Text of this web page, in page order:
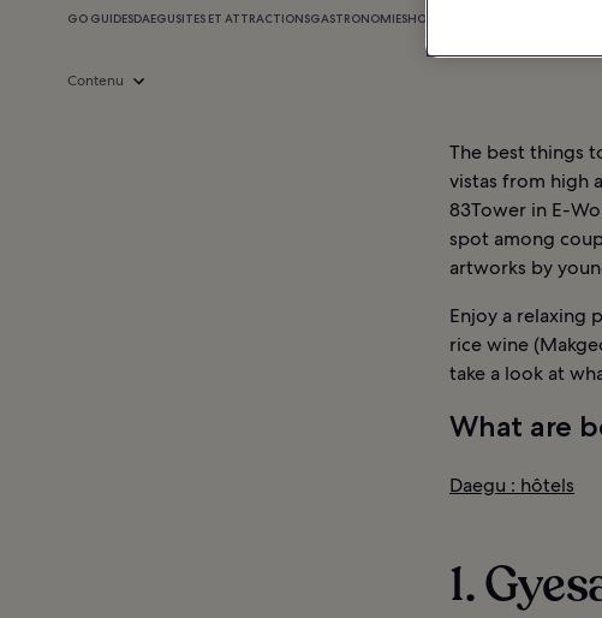
GO GUIDESDAEGUSITES ET ATTRACTIONSGASTRONOMIESHOPPING
Contenu
The best things
vistas from high
83Tower in E-
spot among
artworks by
Enjoy a relaxing
rice wine
take a look at
What are
Daegu : hôtels
1.